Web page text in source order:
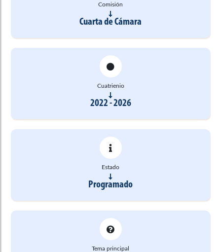
Comisión
Cuarta de Cámara
Cuatrienio
2022 - 2026
Estado
Programado
Tema principal